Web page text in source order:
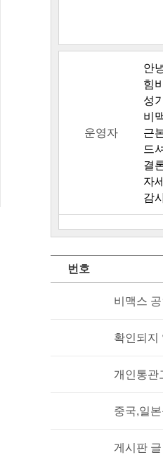
운영자
안
힘
성
비
근
드
결
자
감
번호
비맥스
확인되지
개인통관
중국,일
게시판 글